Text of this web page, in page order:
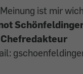
ist mir